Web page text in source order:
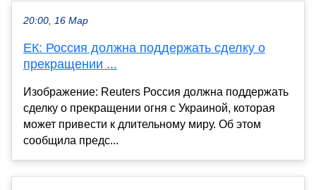
20:00, 16 Мар
ЕК: Россия должна поддержать сделку о
прекращении ...
Изображение: Reuters Россия должна поддержать
сделку о прекращении огня с Украиной, которая
может привести к длительному миру. Об этом
сообщила предс...